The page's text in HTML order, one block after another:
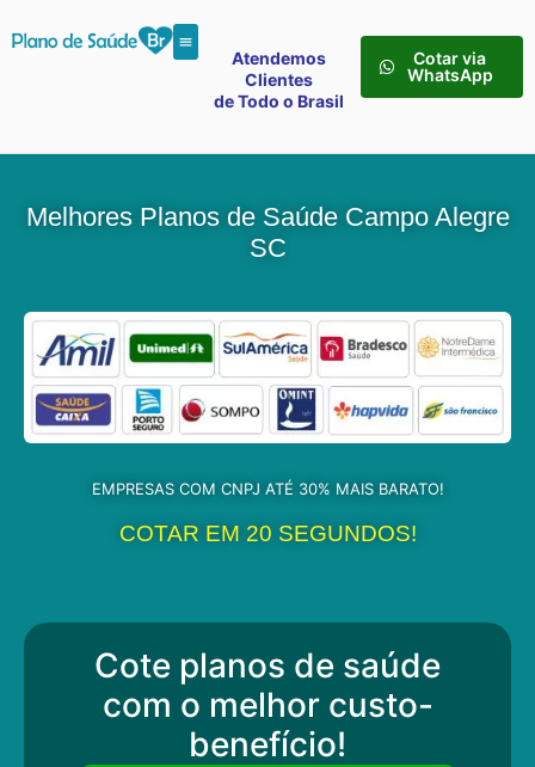
Atendemos
Clientes
de Todo o Brasil
Cotar via
WhatsApp
Melhores Planos de Saúde Campo Alegre
SC
EMPRESAS COM CNPJ ATÉ 30% MAIS BARATO!
COTAR EM 20 SEGUNDOS!
Cote planos de saúde
com o melhor custo-
benefício!